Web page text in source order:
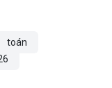
toán